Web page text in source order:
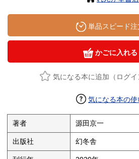
単品スピード注
かごに入れる
気になる本に追加（ログイ
気になる本の使
著者 源田京一
出版社 幻冬舎